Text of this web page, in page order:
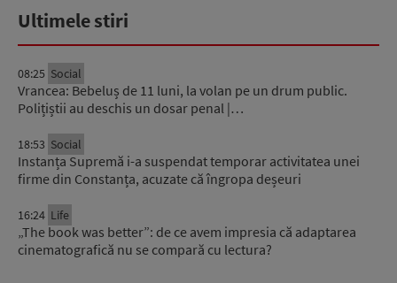
Ultimele stiri
08:25 Social
Vrancea: Bebeluș de 11 luni, la volan pe un drum public.
Polițiștii au deschis un dosar penal |…
18:53 Social
Instanța Supremă i-a suspendat temporar activitatea unei
firme din Constanța, acuzate că îngropa deșeuri
16:24 Life
„The book was better”: de ce avem impresia că adaptarea
cinematografică nu se compară cu lectura?